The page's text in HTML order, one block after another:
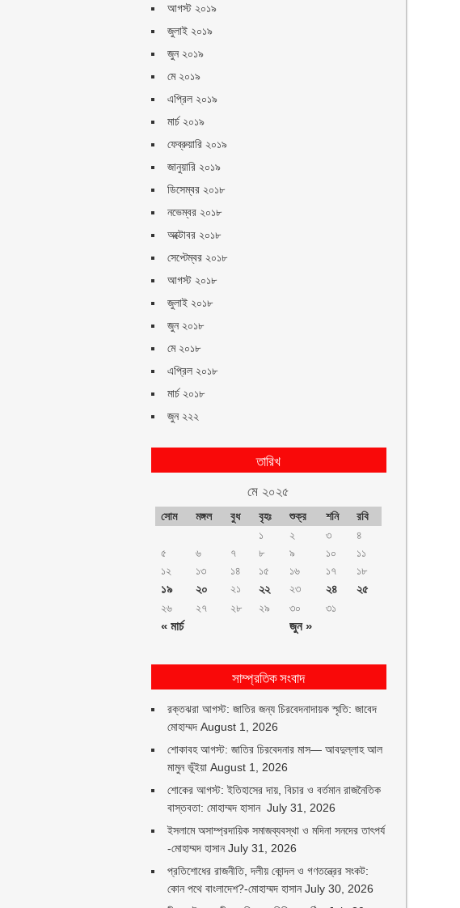
আগস্ট ২০১৯
জুলাই ২০১৯
জুন ২০১৯
মে ২০১৯
এপ্রিল ২০১৯
মার্চ ২০১৯
ফেব্রুয়ারি ২০১৯
জানুয়ারি ২০১৯
ডিসেম্বর ২০১৮
নভেম্বর ২০১৮
অক্টোবর ২০১৮
সেপ্টেম্বর ২০১৮
আগস্ট ২০১৮
জুলাই ২০১৮
জুন ২০১৮
মে ২০১৮
এপ্রিল ২০১৮
মার্চ ২০১৮
জুন ২২২
তারিখ
মে ২০২৫
সোম মঙ্গল বুধ বৃহঃ শুক্র শনি রবি
« মার্চ জুন »
১ ২ ৩
৪
৫
৬ ৭ ৮ ৯ ১০
১১
১২
১৩ ১৪ ১৫ ১৬ ১৭ ১৮
১৯ ২০ ২১ ২২ ২৩ ২৪ ২৫
২৬ ২৭ ২৮ ২৯ ৩০ ৩১
সাম্প্রতিক সংবাদ
রক্তঝরা আগস্ট: জাতির জন্য চিরবেদনাদায়ক স্মৃতি: জাবেদ
মোহাম্মদ August 1, 2026
শোকাবহ আগস্ট: জাতির চিরবেদনার মাস— আবদুল্লাহ আল
মামুন ভূঁইয়া August 1, 2026
শোকের আগস্ট: ইতিহাসের দায়, বিচার ও বর্তমান রাজনৈতিক
বাস্তবতা: মোহাম্মদ হাসান July 31, 2026
ইসলামে অসাম্প্রদায়িক সমাজব্যবস্থা ও মদিনা সনদের তাৎপর্য
-মোহাম্মদ হাসান July 31, 2026
প্রতিশোধের রাজনীতি, দলীয় কোন্দল ও গণতন্ত্রের সংকট:
কোন পথে বাংলাদেশ?-মোহাম্মদ হাসান July 30, 2026